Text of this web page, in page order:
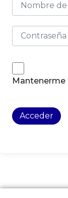
Acceder